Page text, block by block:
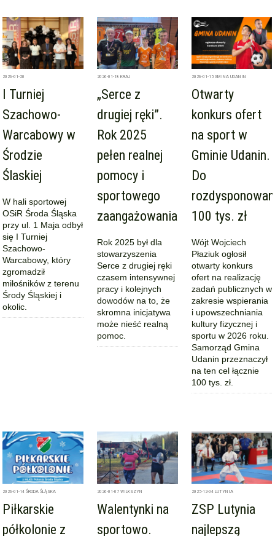
2026-01-20
I Turniej
Szachowo-
Warcabowy w
Środzie
Ślaskiej
W hali sportowej
OSiR Środa Śląska
przy ul. 1 Maja odbył
się I Turniej
Szachowo-
Warcabowy, który
zgromadził
miłośników z terenu
Środy Śląskiej i
okolic.
2026-01-18 KRAJ
„Serce z
drugiej ręki”.
Rok 2025
pełen realnej
pomocy i
sportowego
zaangażowania
Rok 2025 był dla
stowarzyszenia
Serce z drugiej ręki
czasem intensywnej
pracy i kolejnych
dowodów na to, że
skromna inicjatywa
może nieść realną
pomoc.
2026-01-15 GMINA UDANIN
Otwarty
konkurs ofert
na sport w
Gminie Udanin.
Do
100 tys. zł
Wójt Wojciech
Płaziuk ogłosił
otwarty konkurs
ofert na realizację
zadań publicznych w
zakresie wspierania
i upowszechniania
kultury fizycznej i
sportu w 2026 roku.
Samorząd Gmina
Udanin przeznaczył
na ten cel łącznie
100 tys. zł.
2026-01-14 ŚRODA ŚLĄSKA
Piłkarskie
półkolonie z
2026-01-07 WILKSZYN
Walentynki na
sportowo.
2025-12-04 LUTYNIA
ZSP Lutynia
najlepszą